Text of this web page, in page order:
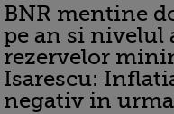
BNR mentine
pe an si nivelul
rezervelor
Isarescu:
negativ in